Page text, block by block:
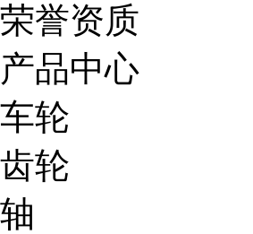
荣誉资质
产品中心
车轮
齿轮
轴